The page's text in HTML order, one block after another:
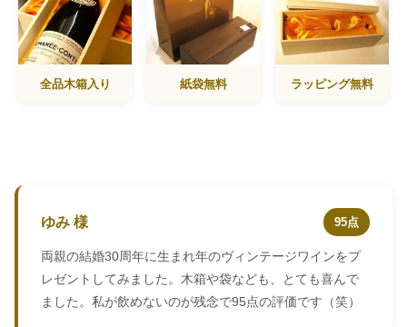
全品木箱入り 紙袋無料 ラッピング無料
ゆみ 様 95点
両親の結婚30周年に生まれ年のヴィンテージワインをプ
レゼントしてみました。木箱や袋なども、とても喜んで
ました。私が飲めないのが残念で95点の評価です（笑）